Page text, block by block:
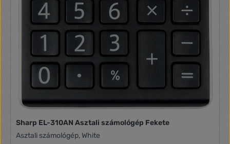
Sharp EL-310AN Asztali számológép Fekete
Asztali számológép, White